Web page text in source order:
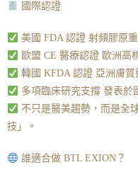
國際認證
美國 FDA 認證 射頻膠原重
歐盟 CE 醫療認證 歐洲高
韓國 KFDA 認證 亞洲膚質
多項臨床研究支撐 發表於
不只是醫美趨勢，而是全
技」。
誰適合做 BTL EXION？